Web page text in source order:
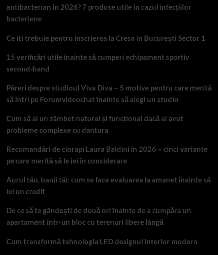
antibacterian în 2026? 7 produse utile în cazul infecțiilor
bacteriene
Ce iti trebuie pentru inscrierea la Cresa in București Sector 1
15 verificări utile înainte să cumperi echipament sportiv
second-hand
Păreri despre studioul Viva Diva – 5 motive pentru care merită
să intri pe Forumvideochat înainte să alegi un studio
Cum să ai un zâmbet natural și funcțional dacă ai avut
probleme complexe cu dantura
Recomandări de ciorapi Laura Baldini în 2026 – cinci variante
pe care merită să le iei în considerare
Aurul tău, banii tăi: cum se face evaluarea la amanet înainte să
iei un credit
De ce să te gândești de două ori înainte de a cumpăra un
apartament într-un bloc cu terenuri libere lângă
Cum transformă tehnologia LED designul interior modern